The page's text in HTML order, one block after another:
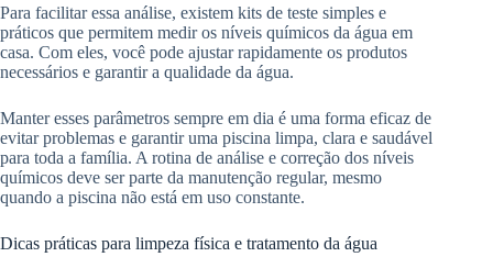
Para facilitar essa análise, existem kits de teste simples e
práticos que permitem medir os níveis químicos da água em
casa. Com eles, você pode ajustar rapidamente os produtos
necessários e garantir a qualidade da água.
Manter esses parâmetros sempre em dia é uma forma eficaz de
evitar problemas e garantir uma piscina limpa, clara e saudável
para toda a família. A rotina de análise e correção dos níveis
químicos deve ser parte da manutenção regular, mesmo
quando a piscina não está em uso constante.
Dicas práticas para limpeza física e tratamento da água